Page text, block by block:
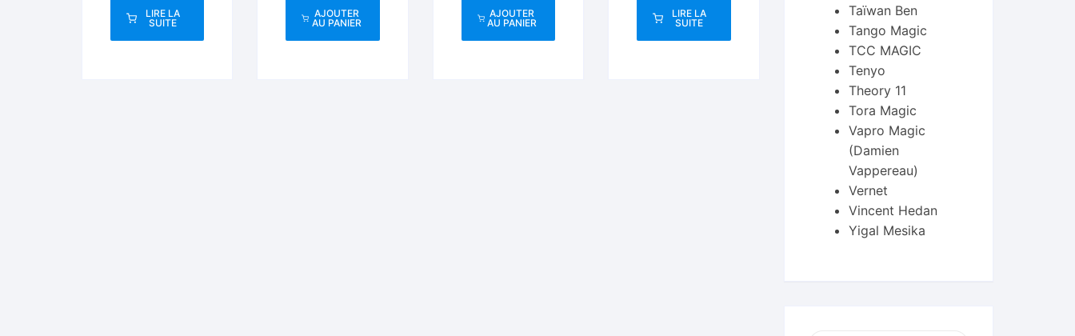
LIRE LA
SUITE
AJOUTER
AU PANIER
AJOUTER
AU PANIER
LIRE LA
SUITE
Taïwan Ben
Tango Magic
TCC MAGIC
Tenyo
Theory 11
Tora Magic
Vapro Magic
(Damien
Vappereau)
Vernet
Vincent Hedan
Yigal Mesika